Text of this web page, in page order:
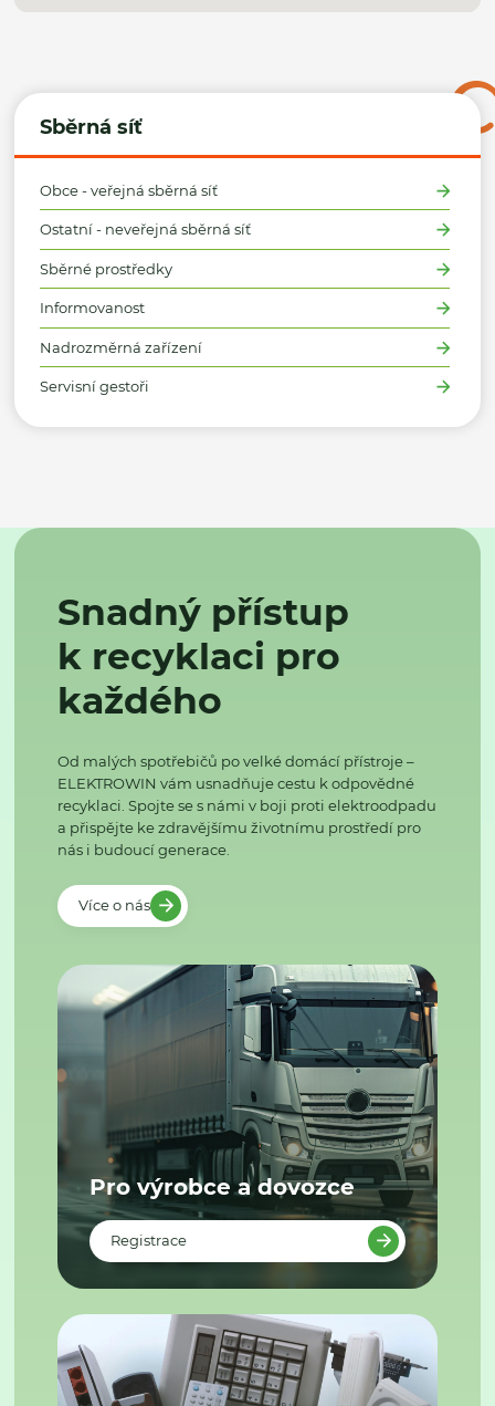
Sběrná síť
Obce - veřejná sběrná síť
Ostatní - neveřejná sběrná síť
Sběrné prostředky
Informovanost
Nadrozměrná zařízení
Servisní gestoři
Snadný přístup
k recyklaci pro
každého
Od malých spotřebičů po velké domácí přístroje –
ELEKTROWIN vám usnadňuje cestu k odpovědné
recyklaci. Spojte se s námi v boji proti elektroodpadu
a přispějte ke zdravějšímu životnímu prostředí pro
nás i budoucí generace.
Více o nás
Pro výrobce a dovozce
Registrace